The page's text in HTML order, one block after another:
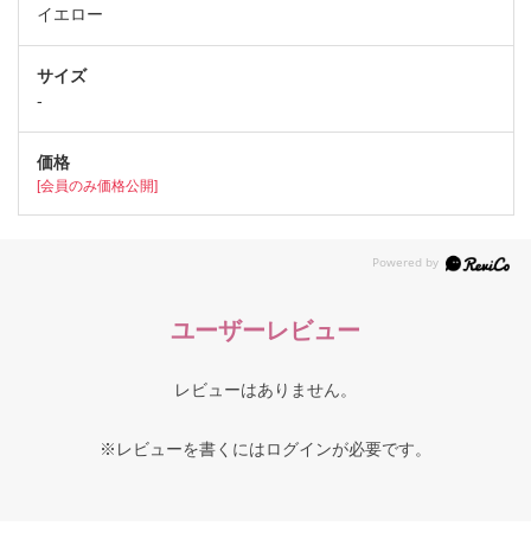
イエロー
-
[会員のみ価格公開]
ユーザーレビュー
レビューはありません。
※レビューを書くにはログインが必要です。